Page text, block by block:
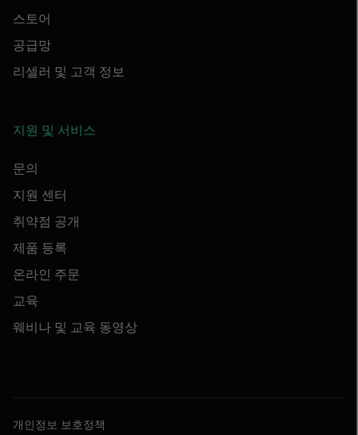
스토어
공급망
리셀러 및 고객 정보
지원 및 서비스
문의
지원 센터
취약점 공개
제품 등록
온라인 주문
교육
웨비나 및 교육 동영상
개인정보 보호정책